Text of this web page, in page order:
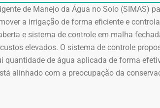
de Manejo da Água no Solo (SIMAS)
a irrigação de forma eficiente e
e sistema de controle em malha
elevados. O sistema de controle
de água aplicada de forma
alinhado com a preocupação da